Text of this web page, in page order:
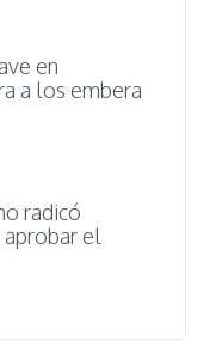
en
a los embera
radicó
el